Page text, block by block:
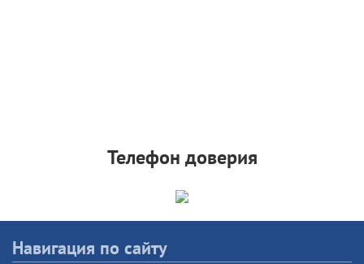
Телефон доверия
Навигация по сайту